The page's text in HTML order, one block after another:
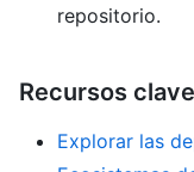
repositorio.
Recursos clave
Explorar las